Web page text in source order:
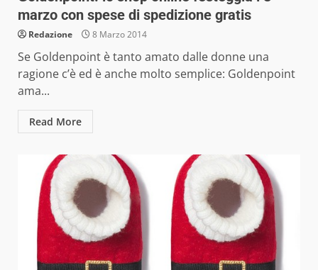
marzo con spese di spedizione gratis
Redazione 8 Marzo 2014
Se Goldenpoint è tanto amato dalle donne una
ragione c’è ed è anche molto semplice: Goldenpoint
ama...
Read More